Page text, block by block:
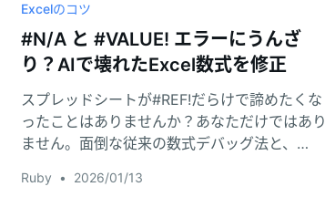
Excelのコツ
#N/A と #VALUE! エラーにうんざ
り？AIで壊れたExcel数式を修正
スプレッドシートが#REF!だらけで諦めたくな
ったことはありませんか？あなただけではあり
ません。面倒な従来の数式デバッグ法と、
な新手法を紹介します。
Ruby • 2026/01/13